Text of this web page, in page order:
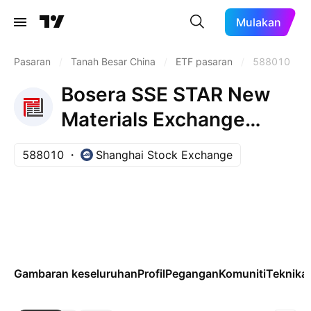
Mulakan
Pasaran Tanah Besar China ETF pasaran 588010
Bosera SSE STAR New
Materials Exchange
Traded Fund Units
588010 Shanghai Stock Exchange
Gambaran keseluruhanProfilPeganganKomunitiTeknikal